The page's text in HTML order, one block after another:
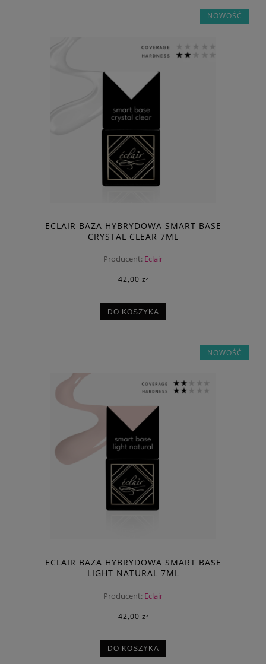
ECLAIR BAZA HYBRYDOWA SMART BASE
CRYSTAL CLEAR 7ML
Producent: Eclair
42,00 zł
DO KOSZYKA
NOWOŚĆ
ECLAIR BAZA HYBRYDOWA SMART BASE
LIGHT NATURAL 7ML
Producent: Eclair
42,00 zł
DO KOSZYKA
NOWOŚĆ